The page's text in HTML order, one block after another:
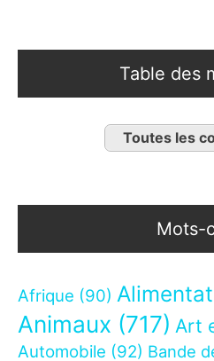
Table des
Toutes les
Mots-
Afrique (90)
Animaux (717) Art
Automobile (92) Bande